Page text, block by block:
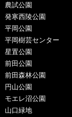
農試公園
発寒西陵公園
平岡公園
平岡樹芸センター
星置公園
前田公園
前田森林公園
円山公園
モエレ沼公園
山口緑地